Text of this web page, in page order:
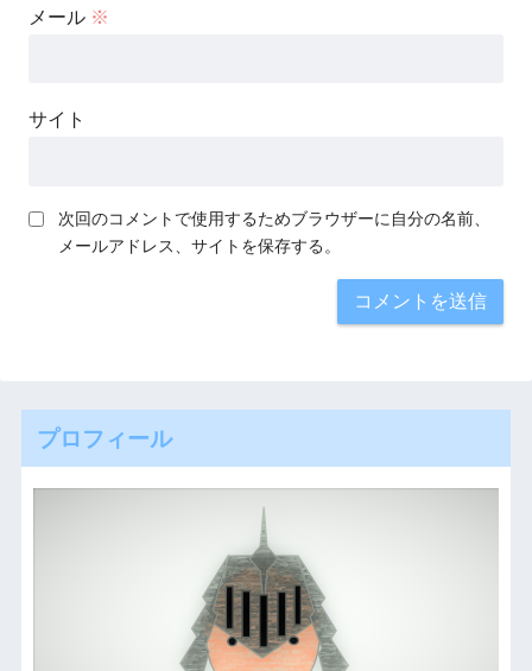
メール ※
サイト
次回のコメントで使用するためブラウザーに自分の名前、
メールアドレス、サイトを保存する。
プロフィール